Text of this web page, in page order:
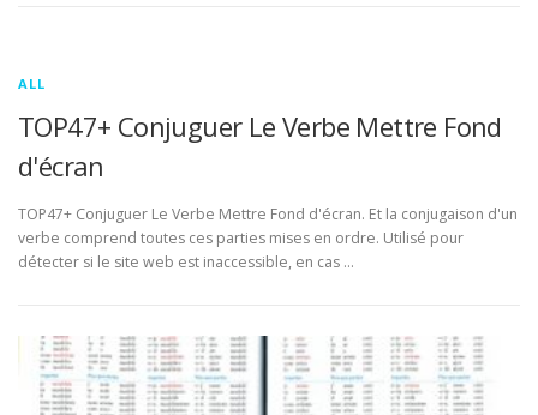
ALL
TOP47+ Conjuguer Le Verbe Mettre Fond
d'écran
TOP47+ Conjuguer Le Verbe Mettre Fond d'écran. Et la conjugaison d'un
verbe comprend toutes ces parties mises en ordre. Utilisé pour
détecter si le site web est inaccessible, en cas …